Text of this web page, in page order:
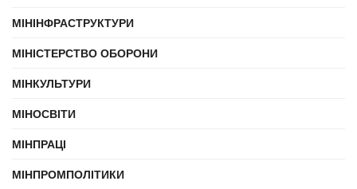
МІНІНФРАСТРУКТУРИ
МІНІСТЕРСТВО ОБОРОНИ
МІНКУЛЬТУРИ
МІНОСВІТИ
МІНПРАЦІ
МІНПРОМПОЛІТИКИ